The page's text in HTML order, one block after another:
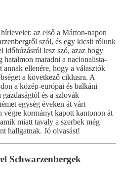
az első a Márton-napon
szól, és egy kicsit rólunk
időhúzásról lesz szó, azaz hogy
maradni a nacionalista-
ellenére, hogy a választók
a következő ciklusra. A
a közép-európai és balkáni
és a szlovák
egység éveken át várt
végre kormányt kapott kantonon át
miatt tavaly a szerbek még
hallgatnak. Jó olvasást!
Schwarzenbergek